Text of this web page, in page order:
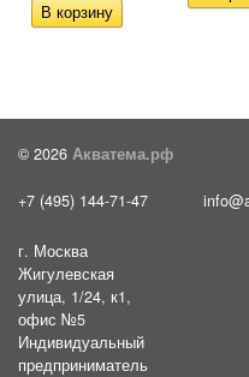
© 2026 Акватема.рф
+7 (495) 144-71-47
г. Москва
Жигулевская
улица, 1/24, к1,
офис №5
Индивидуальный
предприниматель